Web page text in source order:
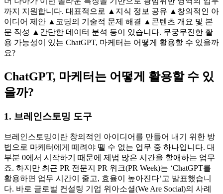
질문의 맥락을 이해하고, 필요한 정보를 사람이 말하는 형태로
이야기합니다. 게다가 답변 내용과 관련된 꼬리 질문을 했을
때도 그에 알맞은 답변을 합니다.마치 사람과 사람이 대화하
는 것처럼요.
더 나아가 이런 놀라운 특징을 기반으로 광범위한 영역의 업무
이디어 제안 ▲코딩의 기술적 문제 해결 ▲콘텐츠 개요 및 본
문 작성 ▲간단한 데이터 분석 등이 있습니다. 무궁무진한 활
용 가능성이 있는 ChatGPT, 마케터는 어떻게 활용할 수 있을까
을까?
1. 브레인스토밍 도구
브레인스토밍이란 창의적인 아이디어를 만들어 내기 위한 방